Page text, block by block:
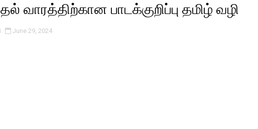
காலை வழிபாட்டுச் செயல்பாடுகள் - டிசம்பர் 17
பாதுகாப்பு அலகில் வேலை வாய்ப்பு ( டிச 18 )
வாரத்திற்கான பாடக்குறிப்பு தமிழ் வழி
June 29, 2024